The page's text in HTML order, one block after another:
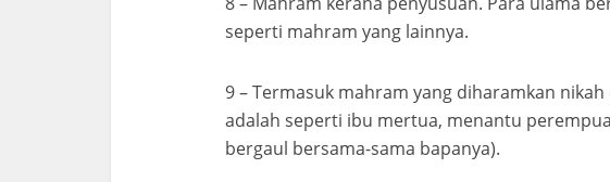
seperti mahram yang lainnya.
9 – Termasuk mahram yang diharamkan
adalah seperti ibu mertua, menantu
bergaul bersama-sama bapanya).